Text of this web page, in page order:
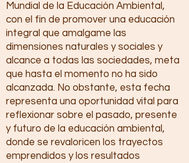
Mundial de la Educación Ambiental,
con el fin de promover una educación
integral que amalgame las
dimensiones naturales y sociales y
alcance a todas las sociedades, meta
que hasta el momento no ha sido
alcanzada. No obstante, esta fecha
representa una oportunidad vital para
reflexionar sobre el pasado, presente
y futuro de la educación ambiental,
donde se revaloricen los trayectos
emprendidos y los resultados